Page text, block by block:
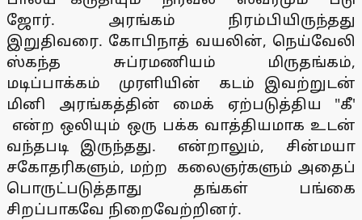
ஜோர். அரங்கம் நிரம்பியிருந்தது
இறுதிவரை. கோபிநாத் வயலின், நெய்வேலி
ஸ்கந்த சுப்ரமணியம் மிருதங்கம்,
மடிப்பாக்கம் முரளியின் கடம் இவற்றுடன்
மினி அரங்கத்தின் மைக் ஏற்படுத்திய "கீ'
என்ற ஒலியும் ஒரு பக்க வாத்தியமாக உடன்
வந்தபடி இருந்தது. என்றாலும், சின்மயா
சகோதரிகளும், மற்ற கலைஞர்களும் அதைப்
பொருட்படுத்தாது தங்கள் பங்கை
சிறப்பாகவே நிறைவேற்றினர்.